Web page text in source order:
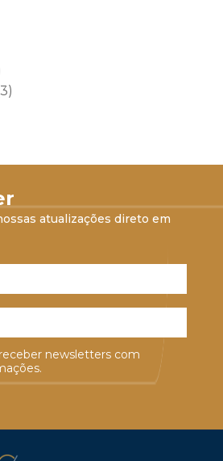
atualizações direto em
newsletters com